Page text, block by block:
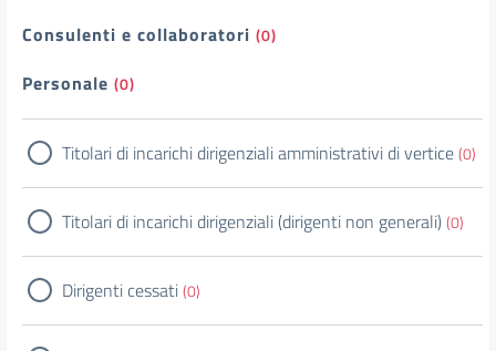
Consulenti e collaboratori (0)
Personale (0)
Titolari di incarichi dirigenziali amministrativi di vertice(0)
Titolari di incarichi dirigenziali (dirigenti non generali)(0)
Dirigenti cessati(0)